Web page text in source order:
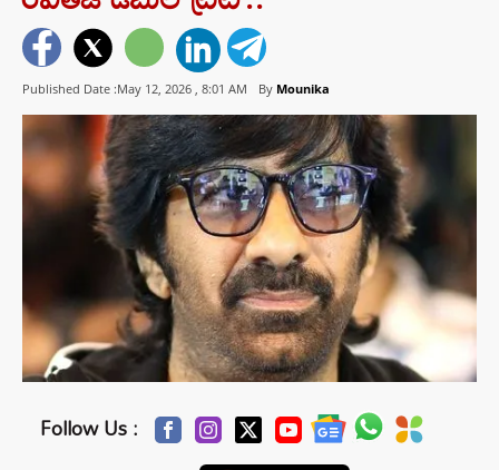
Published Date :May 12, 2026 , 8:01 AM By Mounika
Follow Us :